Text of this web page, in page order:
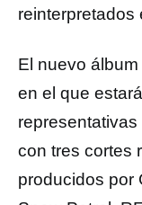
reinterpretados
El nuevo
en el que
con tres cortes
producidos por